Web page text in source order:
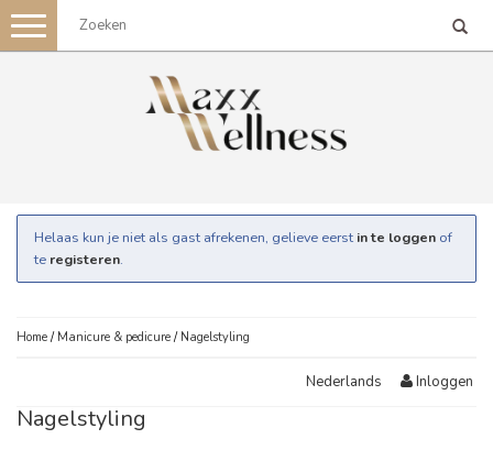
Toggle
navigation
Helaas kun je niet als gast afrekenen, gelieve eerst in te loggen of
te registeren.
Home / Manicure & pedicure / Nagelstyling
Nederlands Inloggen
Nagelstyling